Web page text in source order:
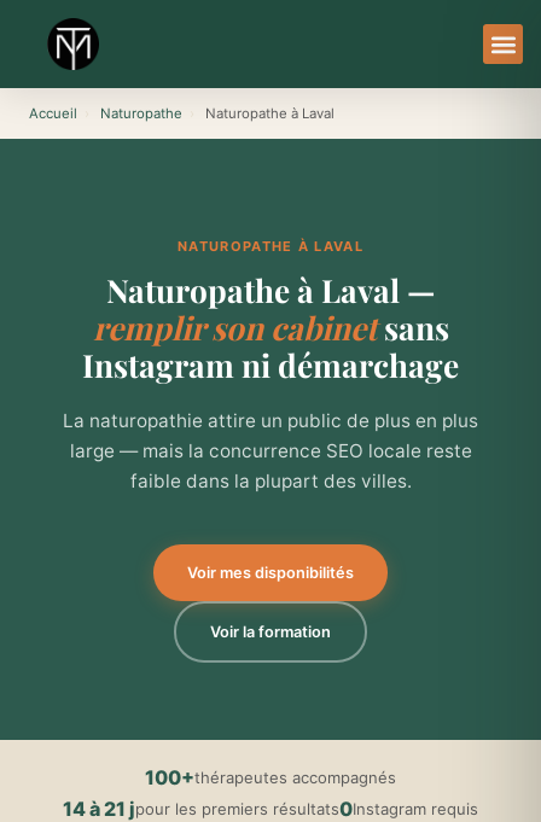
contenu
Accueil Naturopathe Naturopathe à Laval
NATUROPATHE À LAVAL
Naturopathe à Laval —
remplir son cabinetsans
Instagram ni démarchage
La naturopathie attire un public de plus en plus
large — mais la concurrence SEO locale reste
faible dans la plupart des villes.
Voir mes disponibilités
Voir la formation
100+thérapeutes accompagnés
14 à 21 jpour les premiers résultats0Instagram requis